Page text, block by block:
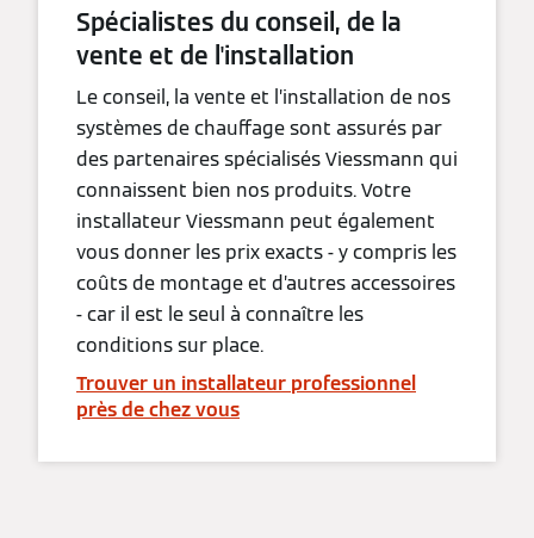
Spécialistes du conseil, de la
vente et de l'installation
Le conseil, la vente et l’installation de nos
systèmes de chauffage sont assurés par
des partenaires spécialisés Viessmann qui
connaissent bien nos produits. Votre
installateur Viessmann peut également
vous donner les prix exacts - y compris les
coûts de montage et d’autres accessoires
- car il est le seul à connaître les
conditions sur place.
Trouver un installateur professionnel
près de chez vous